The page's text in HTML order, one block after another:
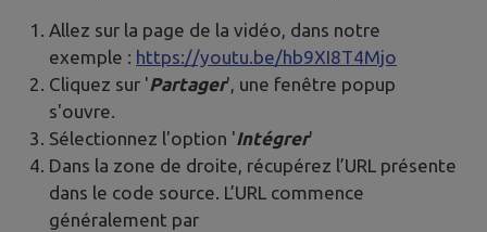
Allez sur la page de la vidéo, dans notre
exemple : https://youtu.be/hb9XI8T4Mjo
Cliquez sur 'Partager', une fenêtre popup
s'ouvre.
Sélectionnez l'option 'Intégrer'
Dans la zone de droite, récupérez l’URL présente
dans le code source. L’URL commence
généralement par